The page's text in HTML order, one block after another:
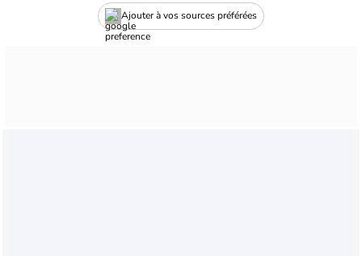
Ajouter à vos sources préférées